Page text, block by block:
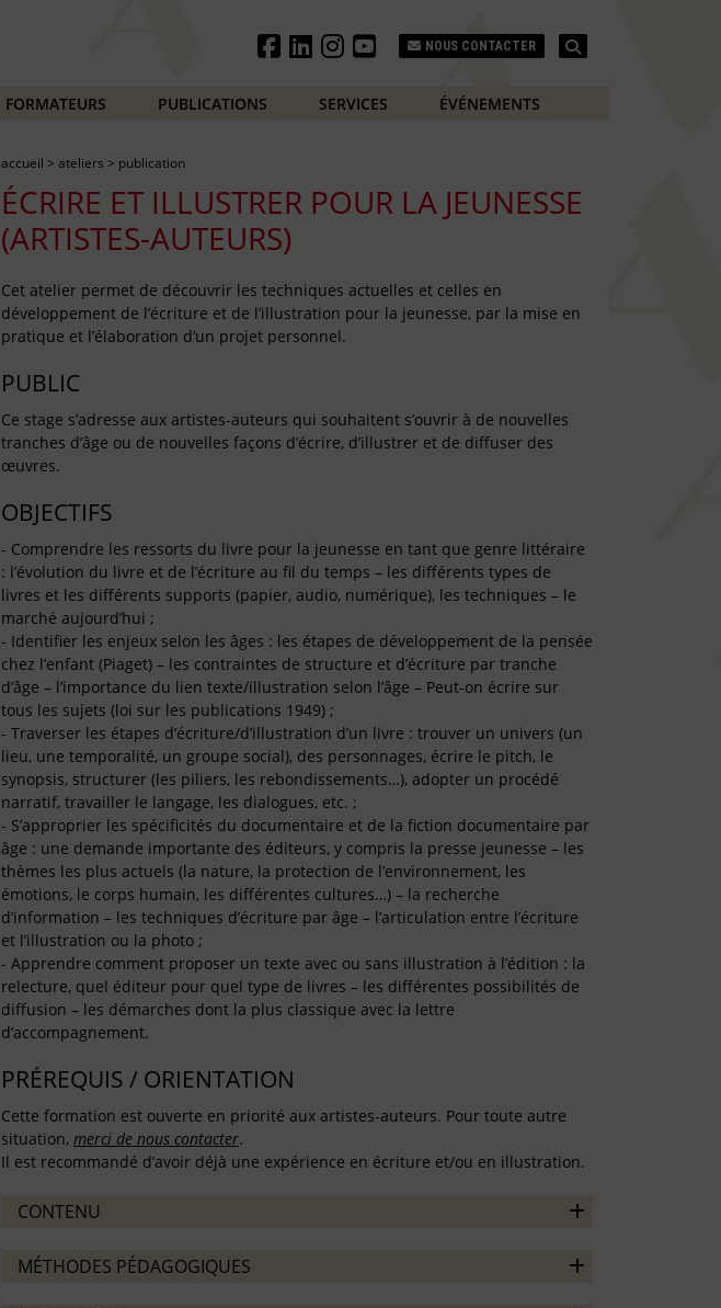
NOUS CONTACTER
FORMATEURS PUBLICATIONS SERVICES ÉVÉNEMENTS
accueil > ateliers > publication
ÉCRIRE ET ILLUSTRER POUR LA JEUNESSE
(ARTISTES-AUTEURS)
Cet atelier permet de découvrir les techniques actuelles et celles en
développement de l’écriture et de l’illustration pour la jeunesse, par la mise en
pratique et l’élaboration d’un projet personnel.
PUBLIC
Ce stage s’adresse aux artistes-auteurs qui souhaitent s’ouvrir à de nouvelles
tranches d’âge ou de nouvelles façons d’écrire, d’illustrer et de diffuser des
œuvres.
OBJECTIFS
- Comprendre les ressorts du livre pour la jeunesse en tant que genre littéraire
: l’évolution du livre et de l’écriture au fil du temps – les différents types de
livres et les différents supports (papier, audio, numérique), les techniques – le
marché aujourd’hui ;
- Identifier les enjeux selon les âges : les étapes de développement de la pensée
chez l’enfant (Piaget) – les contraintes de structure et d’écriture par tranche
d’âge – l’importance du lien texte/illustration selon l’âge – Peut-on écrire sur
tous les sujets (loi sur les publications 1949) ;
- Traverser les étapes d’écriture/d’illustration d’un livre : trouver un univers (un
lieu, une temporalité, un groupe social), des personnages, écrire le pitch, le
synopsis, structurer (les piliers, les rebondissements…), adopter un procédé
narratif, travailler le langage, les dialogues, etc. ;
- S’approprier les spécificités du documentaire et de la fiction documentaire par
âge : une demande importante des éditeurs, y compris la presse jeunesse – les
thèmes les plus actuels (la nature, la protection de l’environnement, les
émotions, le corps humain, les différentes cultures…) – la recherche
d’information – les techniques d’écriture par âge – l’articulation entre l’écriture
et l’illustration ou la photo ;
- Apprendre comment proposer un texte avec ou sans illustration à l’édition : la
relecture, quel éditeur pour quel type de livres – les différentes possibilités de
diffusion – les démarches dont la plus classique avec la lettre
d’accompagnement.
PRÉREQUIS / ORIENTATION
Cette formation est ouverte en priorité aux artistes-auteurs. Pour toute autre
situation, merci de nous contacter.
Il est recommandé d’avoir déjà une expérience en écriture et/ou en illustration.
CONTENU
MÉTHODES PÉDAGOGIQUES